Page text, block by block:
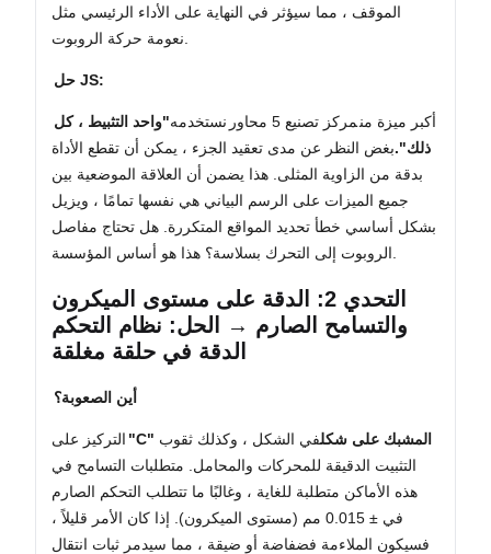
الموقف ، مما سيؤثر في النهاية على الأداء الرئيسي مثل
حل JS:
أكبر ميزة منمركز تصنيع 5 محاور نستخدمه"واحد التثبيط ، كل
ذلك".بغض النظر عن مدى تعقيد الجزء ، يمكن أن تقطع الأداة
بدقة من الزاوية المثلى. هذا يضمن أن العلاقة الموضعية بين
جميع الميزات على الرسم البياني هي نفسها تمامًا ، ويزيل
بشكل أساسي خطأ تحديد المواقع المتكررة. هل تحتاج مفاصل
التحدي 2: الدقة على مستوى الميكرون
والتسامح الصارم → الحل: نظام التحكم
الدقة في حلقة مغلقة
أين الصعوبة؟
التركيز على "C" المشبك على شكلفي الشكل ، وكذلك ثقوب
التثبيت الدقيقة للمحركات والمحامل. متطلبات التسامح في
هذه الأماكن متطلبة للغاية ، وغالبًا ما تتطلب التحكم الصارم
في ± 0.015 مم (مستوى الميكرون). إذا كان الأمر قليلاً ،
فسيكون الملاءمة فضفاضة أو ضيقة ، مما سيدمر ثبات انتقال